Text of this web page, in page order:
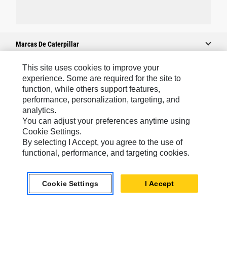
Marcas De Caterpillar
Caterpillar.com
Contacto Caterpillar
Mis Preferencias De Marketing
Mapa Del Sitio
Cookie Settings
Privacidad
This site uses cookies to improve your
experience. Some are required for the site to
function, while others support features,
performance, personalization, targeting, and
analytics.
You can adjust your preferences anytime using
Cookie Settings.
By selecting I Accept, you agree to the use of
functional, performance, and targeting cookies.
Cookie Settings I Accept